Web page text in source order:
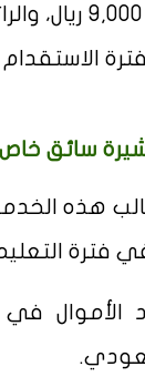
سائق
في فترة
الأموال